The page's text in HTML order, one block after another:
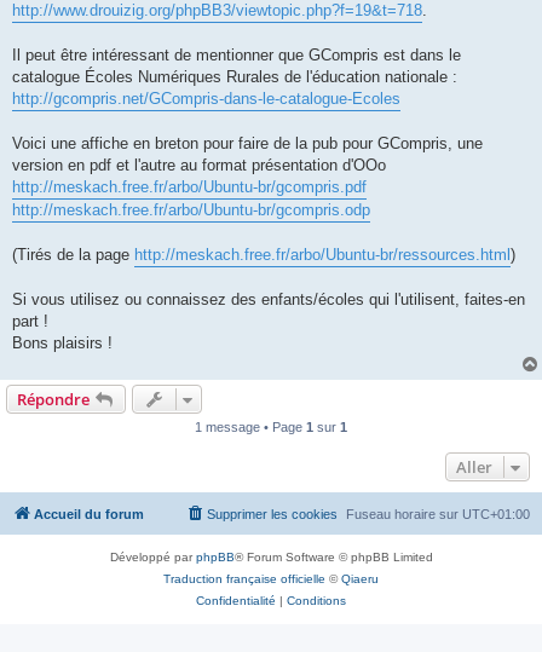
http://www.drouizig.org/phpBB3/viewtopic.php?f=19&t=718.
Il peut être intéressant de mentionner que GCompris est dans le
catalogue Écoles Numériques Rurales de l'éducation nationale :
http://gcompris.net/GCompris-dans-le-catalogue-Ecoles
Voici une affiche en breton pour faire de la pub pour GCompris, une
version en pdf et l'autre au format présentation d'OOo
http://meskach.free.fr/arbo/Ubuntu-br/gcompris.pdf
http://meskach.free.fr/arbo/Ubuntu-br/gcompris.odp
(Tirés de la page http://meskach.free.fr/arbo/Ubuntu-br/ressources.html )
Si vous utilisez ou connaissez des enfants/écoles qui l'utilisent, faites-en
part !
Bons plaisirs !
Répondre
1 message • Page 1 sur 1
Aller
Accueil du forum Fuseau horaire sur UTC+01:00
Supprimer les cookies
Développé parphpBB® Forum Software © phpBB Limited
Traduction française officielle ©Qiaeru
Confidentialité | Conditions